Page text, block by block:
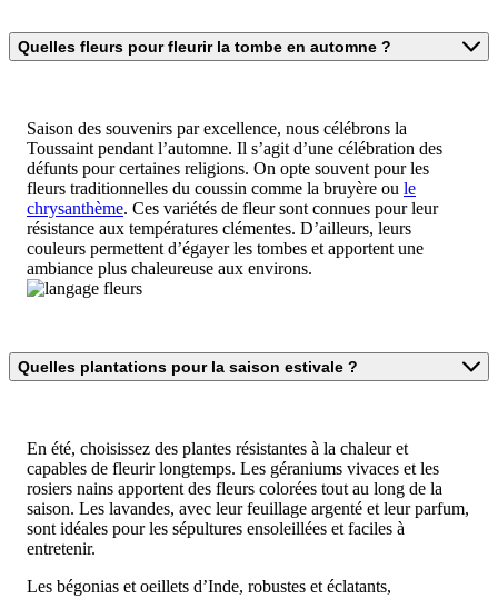
Quelles fleurs pour fleurir la tombe en automne ?
Saison des souvenirs par excellence, nous célébrons la
Toussaint pendant l’automne. Il s’agit d’une célébration des
défunts pour certaines religions. On opte souvent pour les
fleurs traditionnelles du coussin comme la bruyère ou le
chrysanthème. Ces variétés de fleur sont connues pour leur
résistance aux températures clémentes. D’ailleurs, leurs
couleurs permettent d’égayer les tombes et apportent une
ambiance plus chaleureuse aux environs.
Quelles plantations pour la saison estivale ?
En été, choisissez des plantes résistantes à la chaleur et
capables de fleurir longtemps. Les géraniums vivaces et les
rosiers nains apportent des fleurs colorées tout au long de la
saison. Les lavandes, avec leur feuillage argenté et leur parfum,
sont idéales pour les sépultures ensoleillées et faciles à
entretenir.
Les bégonias et oeillets d’Inde, robustes et éclatants,